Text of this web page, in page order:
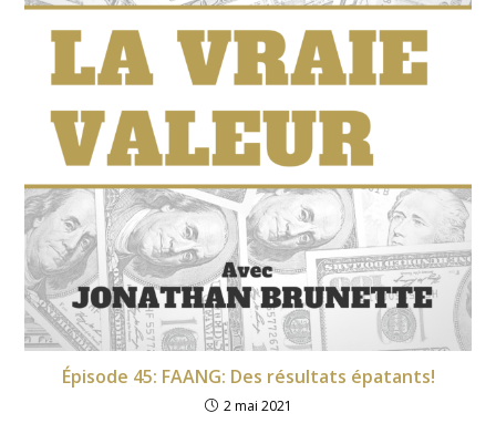
Épisode 45: FAANG: Des résultats épatants!
2 mai 2021